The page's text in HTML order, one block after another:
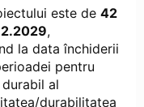
este de 42
,
la data închiderii
pentru
al
durabilitatea